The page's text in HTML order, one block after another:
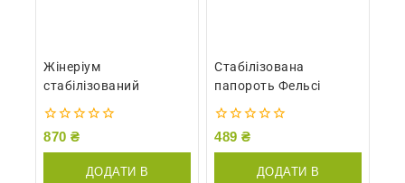
Жінеріум
стабілізований
0
870 ₴
ДОДАТИ В
Стабілізована
папороть Фельсі
0
489 ₴
ДОДАТИ В